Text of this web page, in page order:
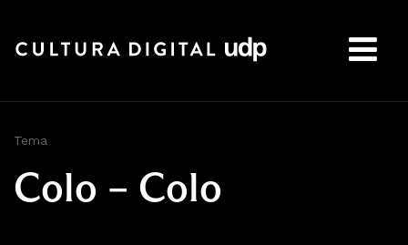
Tema
Colo – Colo